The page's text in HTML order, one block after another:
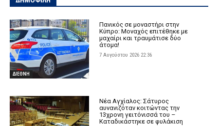
ΔΙΕΘΝΗ
Πανικός σε μοναστήρι στην
Κύπρο: Μοναχός επιτέθηκε με
μαχαίρι και τραυμάτισε δύο
άτομα!
7 Αυγούστου 2026 22:36
Νέα Αγχίαλος: Σάτυρος
αυνανιζόταν κοιτώντας την
13χρονη γειτόνισσά του –
Καταδικάστηκε σε φυλάκιση